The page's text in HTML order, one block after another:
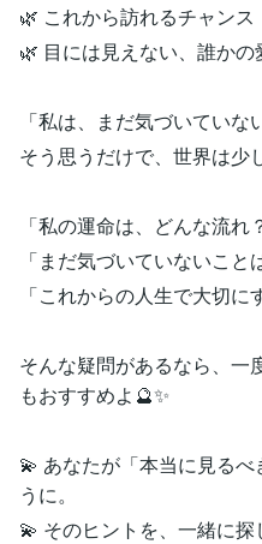
🌿 これから訪れるチャンス
🌿 目には見えない、誰かの
「私は、まだ気づいていな
そう思うだけで、世界は少
「私の運命は、どんな流れ
「まだ気づいていないこと
「これからの人生で大切に
そんな疑問があるなら、一
もおすすめよ🔮✨
💫 あなたが「本当に見る
うに。
💫 そのヒントを、一緒に